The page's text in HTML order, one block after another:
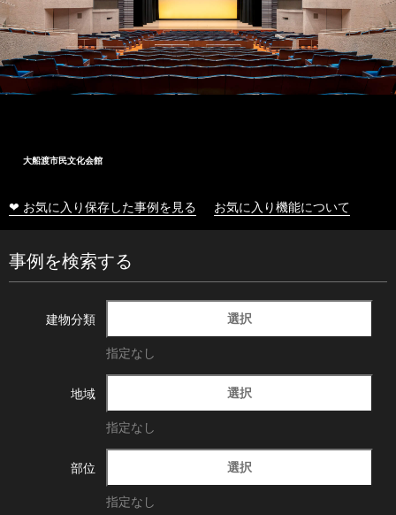
大船渡市民文化会館
❤ お気に入り保存した事例を見る お気に入り機能について
事例を検索する
建物分類 選択
指定なし
地域 選択
指定なし
部位 選択
指定なし